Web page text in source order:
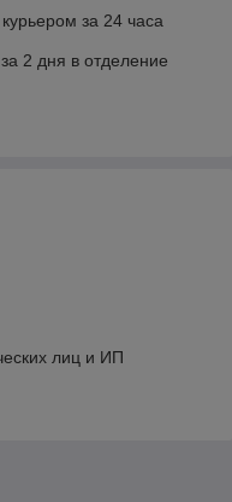
за 24 часа
2 дня в отделение
лиц и ИП